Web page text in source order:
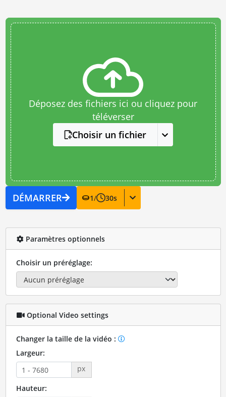
Déposez des fichiers ici ou cliquez pour
téléverser
Choisir un fichier
DÉMARRER 1/ 30s
Paramètres optionnels
Choisir un préréglage:
Optional Video settings
Changer la taille de la vidéo :
Largeur:
px
Hauteur: